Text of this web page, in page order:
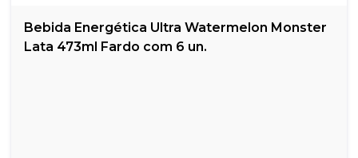
Bebida Energética Ultra Watermelon Monster
Lata 473ml Fardo com 6 un.